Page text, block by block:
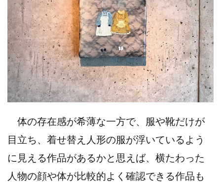
体の存在感が希薄な一方で、服や靴だけが
目立ち、着せ替え人形の服が浮いているよう
に見える作品があるかと思えば、横たわった
人物の顔や体が比較的よく確認できる作品も